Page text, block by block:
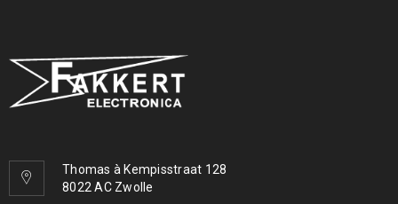
Thomas à Kempisstraat 128
8022 AC Zwolle